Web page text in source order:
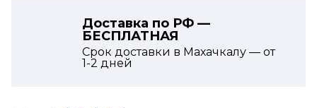
Доставка по РФ —
БЕСПЛАТНАЯ
Срок доставки в Махачкалу — от
1-2 дней